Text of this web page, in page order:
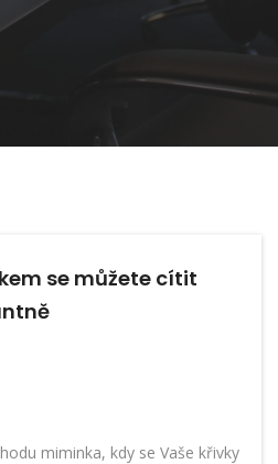
se můžete cítit
miminka, kdy se Vaše křivky